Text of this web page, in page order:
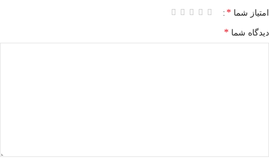
امتیاز شما *
دیدگاه شما *